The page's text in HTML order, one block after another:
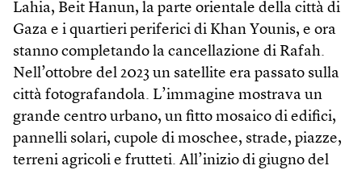
Lahia, Beit Hanun, la parte orientale della città di
Gaza e i quartieri periferici di Khan Younis, e ora
stanno completando la cancellazione di Rafah.
Nell’ottobre del 2023 un satellite era passato sulla
città fotografandola. L’immagine mostrava un
grande centro urbano, un fitto mosaico di edifici,
pannelli solari, cupole di moschee, strade, piazze,
terreni agricoli e frutteti. All’inizio di giugno del